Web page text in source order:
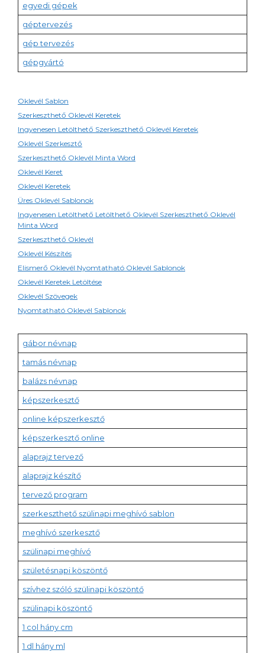
egyedi gépek
géptervezés
gép tervezés
gépgyártó
Oklevél Sablon
Szerkeszthető Oklevél Keretek
Ingyenesen Letölthető Szerkeszthető Oklevél Keretek
Oklevél Szerkesztő
Szerkeszthető Oklevél Minta Word
Oklevél Keret
Oklevél Keretek
Üres Oklevél Sablonok
Ingyenesen Letölthető Letölthető Oklevél Szerkeszthető Oklevél
Minta Word
Szerkeszthető Oklevél
Oklevél Készítés
Elismerő Oklevél Nyomtatható Oklevél Sablonok
Oklevél Keretek Letöltése
Oklevél Szövegek
Nyomtatható Oklevél Sablonok
gábor névnap
tamás névnap
balázs névnap
képszerkesztő
online képszerkesztő
képszerkesztő online
alaprajz tervező
alaprajz készítő
tervező program
szerkeszthető szülinapi meghívó sablon
meghívó szerkesztő
szülinapi meghívó
születésnapi köszöntő
szívhez szóló szülinapi köszöntő
szülinapi köszöntő
1 col hány cm
1 dl hány ml